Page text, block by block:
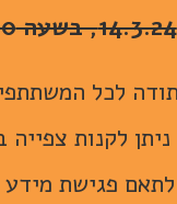
תודה לכל
ניתן לקנות
פגישת מידע